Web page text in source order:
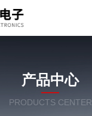
产品中心
PRODUCTS CENTER